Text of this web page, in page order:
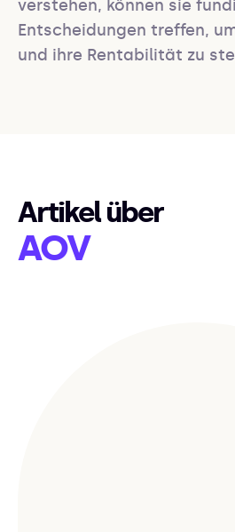
verstehen, können sie
Entscheidungen treffen,
und ihre Rentabilität zu
Artikel über
AOV